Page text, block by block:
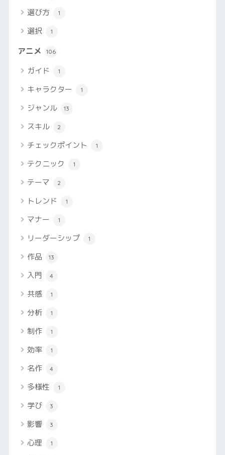
選び方 1
選択 1
アニメ 106
ガイド 1
キャラクター 1
ジャンル 13
スキル 2
チェックポイント 1
テクニック 1
テーマ 2
トレンド 1
マナー 1
リーダーシップ 1
作品 13
入門 4
共感 1
分析 1
制作 1
効率 1
名作 4
多様性 1
学び 3
影響 3
心理 1